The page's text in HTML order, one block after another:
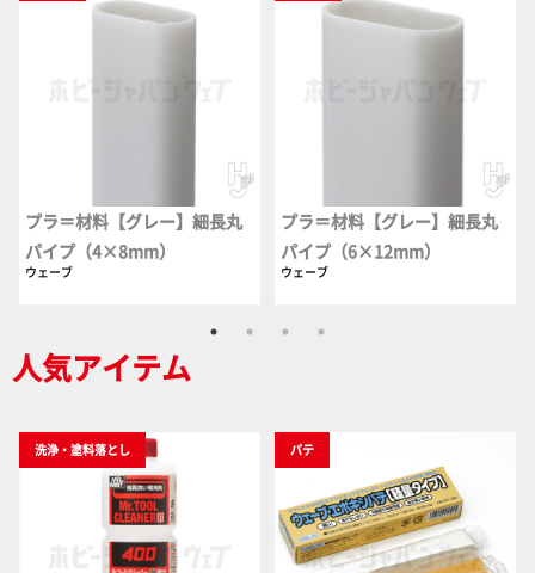
プラ＝材料【グレー】細長丸
パイプ（4×8mm）
ウェーブ
プラ＝材料【グレー】細長丸
パイプ（6×12mm）
ウェーブ
人気アイテム
洗浄・塗料落とし パテ